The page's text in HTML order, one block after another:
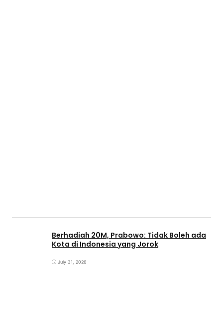
Berhadiah 20M, Prabowo: Tidak Boleh ada
Kota di Indonesia yang Jorok
July 31, 2026